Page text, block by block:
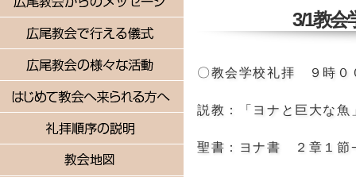
3/1教会
〇教会学校礼拝 ９時０
説教：「ヨナと巨大な魚
聖書：ヨナ書 ２章１節